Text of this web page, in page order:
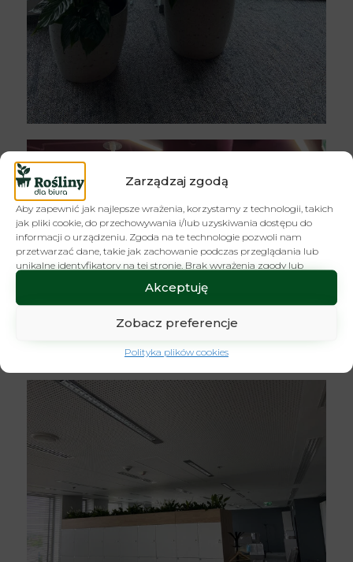
Zarządzaj zgodą
Aby zapewnić jak najlepsze wrażenia, korzystamy z technologii, takich
jak pliki cookie, do przechowywania i/lub uzyskiwania dostępu do
informacji o urządzeniu. Zgoda na te technologie pozwoli nam
przetwarzać dane, takie jak zachowanie podczas przeglądania lub
unikalne identyfikatory na tej stronie. Brak wyrażenia zgody lub
wycofanie zgody może niekorzystnie wpłynąć na niektóre cechy i
Akceptuję
Zobacz preferencje
Polityka plików cookies